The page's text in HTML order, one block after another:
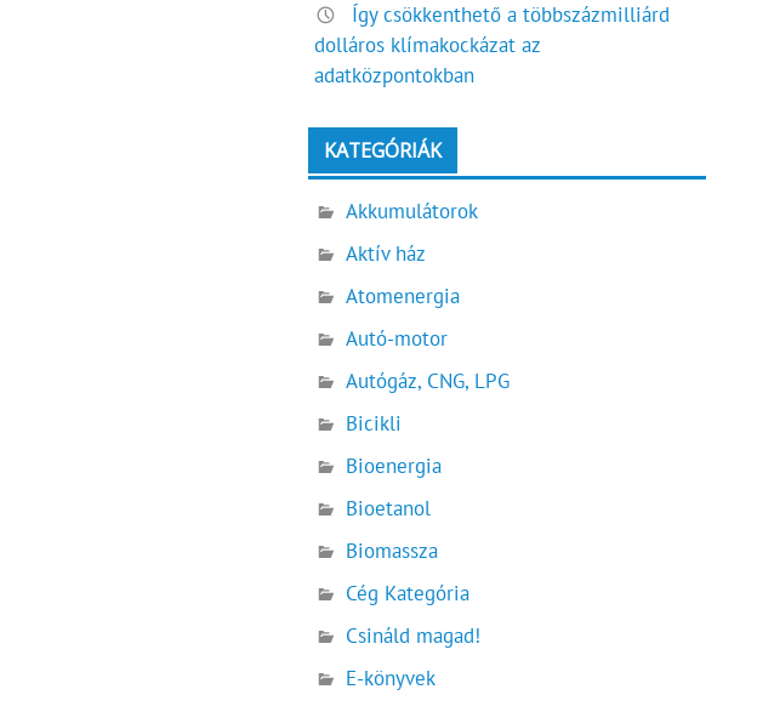
Így csökkenthető a többszázmilliárd
dolláros klímakockázat az
adatközpontokban
KATEGÓRIÁK
Akkumulátorok
Aktív ház
Atomenergia
Autó-motor
Autógáz, CNG, LPG
Bicikli
Bioenergia
Bioetanol
Biomassza
Cég Kategória
Csináld magad!
E-könyvek